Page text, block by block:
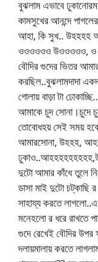
বুঝলাম এভাবে
কামসুখের আনন্দে
আহা, কি সুখ..
ওওওওওও উওওওওও, ও
বৌদির গুদের ভিতর
করছিল..বুঝলামদাদা
গোলায় বাড়া টা
আমাকে চুদ সোনা।চুদে
তোবোধহয় সেই সময়
আমারসোনা, উহহহ,
দুটো আমার কাঁধে তুলে
ডাসা মাই দুটো চট্কাছি
সাহায্য করতে
মনেহলো র ধরে রাখতে
গুদে রেখেই বৌদির উপর
দলায়মালায় করতে